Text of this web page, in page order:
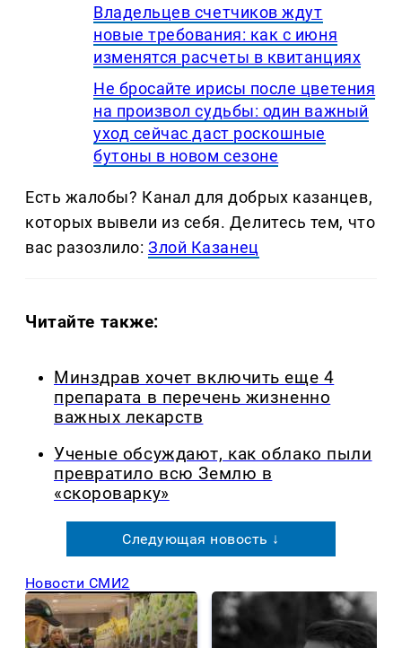
Владельцев счетчиков ждут
новые требования: как с июня
изменятся расчеты в квитанциях
Не бросайте ирисы после цветения
на произвол судьбы: один важный
уход сейчас даст роскошные
бутоны в новом сезоне
Есть жалобы? Канал для добрых казанцев,
которых вывели из себя. Делитеcь тем, что
вас разозлило:Злой Казанец
Читайте также:
Минздрав хочет включить еще 4
препарата в перечень жизненно
важных лекарств
Ученые обсуждают, как облако пыли
превратило всю Землю в
«скороварку»
Следующая новость ↓
Новости СМИ2